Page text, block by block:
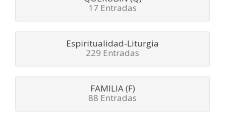
17 Entradas
Espiritualidad-Liturgia
229 Entradas
FAMILIA (F)
88 Entradas